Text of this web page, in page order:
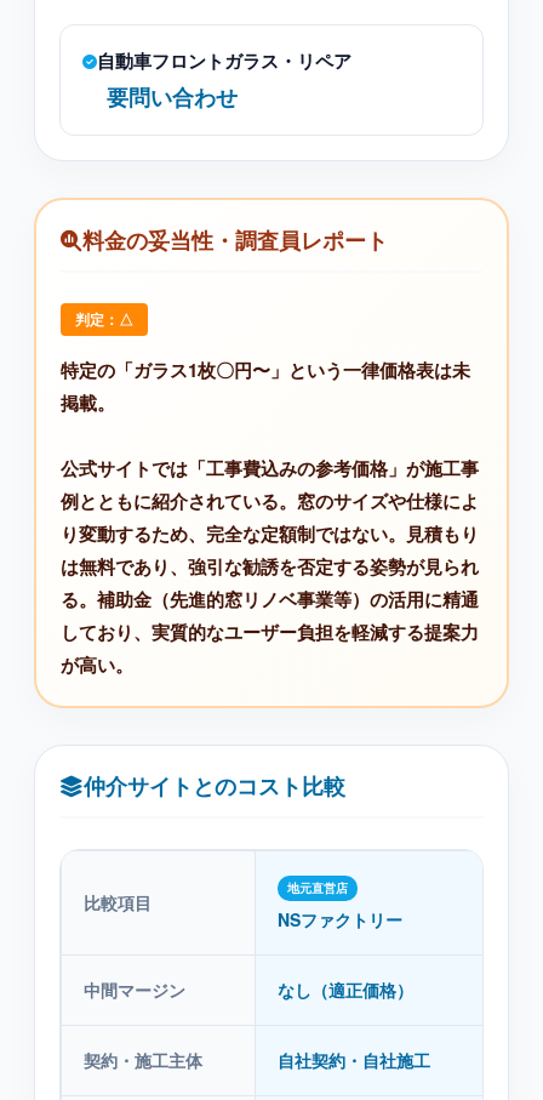
自動車フロントガラス・リペア
要問い合わせ
料金の妥当性・調査員レポート
判定：△
特定の「ガラス1枚〇円〜」という一律価格表は未
掲載。
公式サイトでは「工事費込みの参考価格」が施工事
例とともに紹介されている。窓のサイズや仕様によ
り変動するため、完全な定額制ではない。見積もり
は無料であり、強引な勧誘を否定する姿勢が見られ
る。補助金（先進的窓リノベ事業等）の活用に精通
しており、実質的なユーザー負担を軽減する提案力
が高い。
仲介サイトとのコスト比較
比較項目
地元直営店
NSファクトリー
中間マージン なし（適正価格）
契約・施工主体 自社契約・自社施工